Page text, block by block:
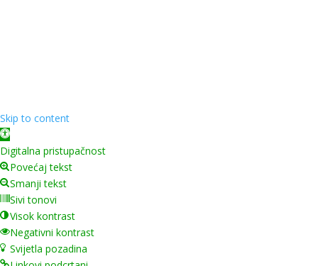
Skip to content
Open toolbar
Digitalna pristupačnost
Povećaj tekst
Smanji tekst
Sivi tonovi
Visok kontrast
Negativni kontrast
Svijetla pozadina